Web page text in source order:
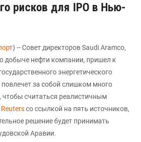
рисков для IPO в Нью-
) -- Совет директоров Saudi Aramco,
добыче нефти компании, пришел к
энергетического
за собой слишком много
чтобы считаться реалистичным
Reutersсо ссылкой на пять источников,
решение будет принимать
Аравии.